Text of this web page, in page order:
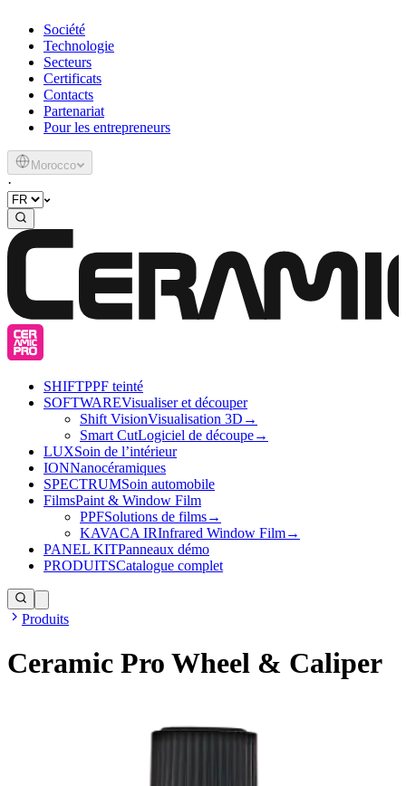
Société
Technologie
Secteurs
Certificats
Contacts
Partenariat
Pour les entrepreneurs
Morocco
·
SHIFTPPF teinté
SOFTWAREVisualiser et découper
Shift VisionVisualisation 3D →
Smart CutLogiciel de découpe→
LUXSoin de l’intérieur
IONNanocéramiques
SPECTRUMSoin automobile
FilmsPaint & Window Film
PPFSolutions de films→
KAVACA IRInfrared Window Film→
PANEL KITPanneaux démo
PRODUITSCatalogue complet
Produits
Ceramic Pro Wheel & Caliper